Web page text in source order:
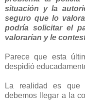
situación y la
seguro que lo
podría solicitar el
valorarían y le
Parece que esta
despidió
La realidad es que
debemos llegar a la